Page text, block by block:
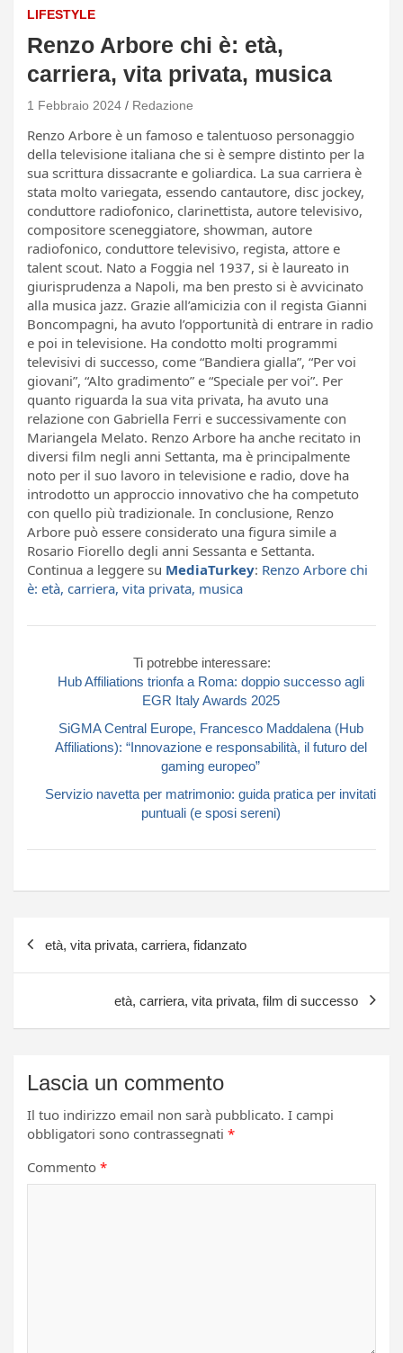
LIFESTYLE
Renzo Arbore chi è: età,
carriera, vita privata, musica
1 Febbraio 2024 Redazione
Renzo Arbore è un famoso e talentuoso personaggio
della televisione italiana che si è sempre distinto per la
sua scrittura dissacrante e goliardica. La sua carriera è
stata molto variegata, essendo cantautore, disc jockey,
conduttore radiofonico, clarinettista, autore televisivo,
compositore sceneggiatore, showman, autore
radiofonico, conduttore televisivo, regista, attore e
talent scout. Nato a Foggia nel 1937, si è laureato in
giurisprudenza a Napoli, ma ben presto si è avvicinato
alla musica jazz. Grazie all’amicizia con il regista Gianni
Boncompagni, ha avuto l’opportunità di entrare in radio
e poi in televisione. Ha condotto molti programmi
televisivi di successo, come “Bandiera gialla”, “Per voi
giovani”, “Alto gradimento” e “Speciale per voi”. Per
quanto riguarda la sua vita privata, ha avuto una
relazione con Gabriella Ferri e successivamente con
Mariangela Melato. Renzo Arbore ha anche recitato in
diversi film negli anni Settanta, ma è principalmente
noto per il suo lavoro in televisione e radio, dove ha
introdotto un approccio innovativo che ha competuto
con quello più tradizionale. In conclusione, Renzo
Arbore può essere considerato una figura simile a
Rosario Fiorello degli anni Sessanta e Settanta.
Continua a leggere su MediaTurkey: Renzo Arbore chi
è: età, carriera, vita privata, musica
Ti potrebbe interessare:
Hub Affiliations trionfa a Roma: doppio successo agli
EGR Italy Awards 2025
SiGMA Central Europe, Francesco Maddalena (Hub
Affiliations): “Innovazione e responsabilità, il futuro del
gaming europeo”
Servizio navetta per matrimonio: guida pratica per invitati
puntuali (e sposi sereni)
articoli
età, vita privata, carriera, fidanzato
età, carriera, vita privata, film di successo
Lascia un commento
Il tuo indirizzo email non sarà pubblicato. I campi
obbligatori sono contrassegnati *
Commento *